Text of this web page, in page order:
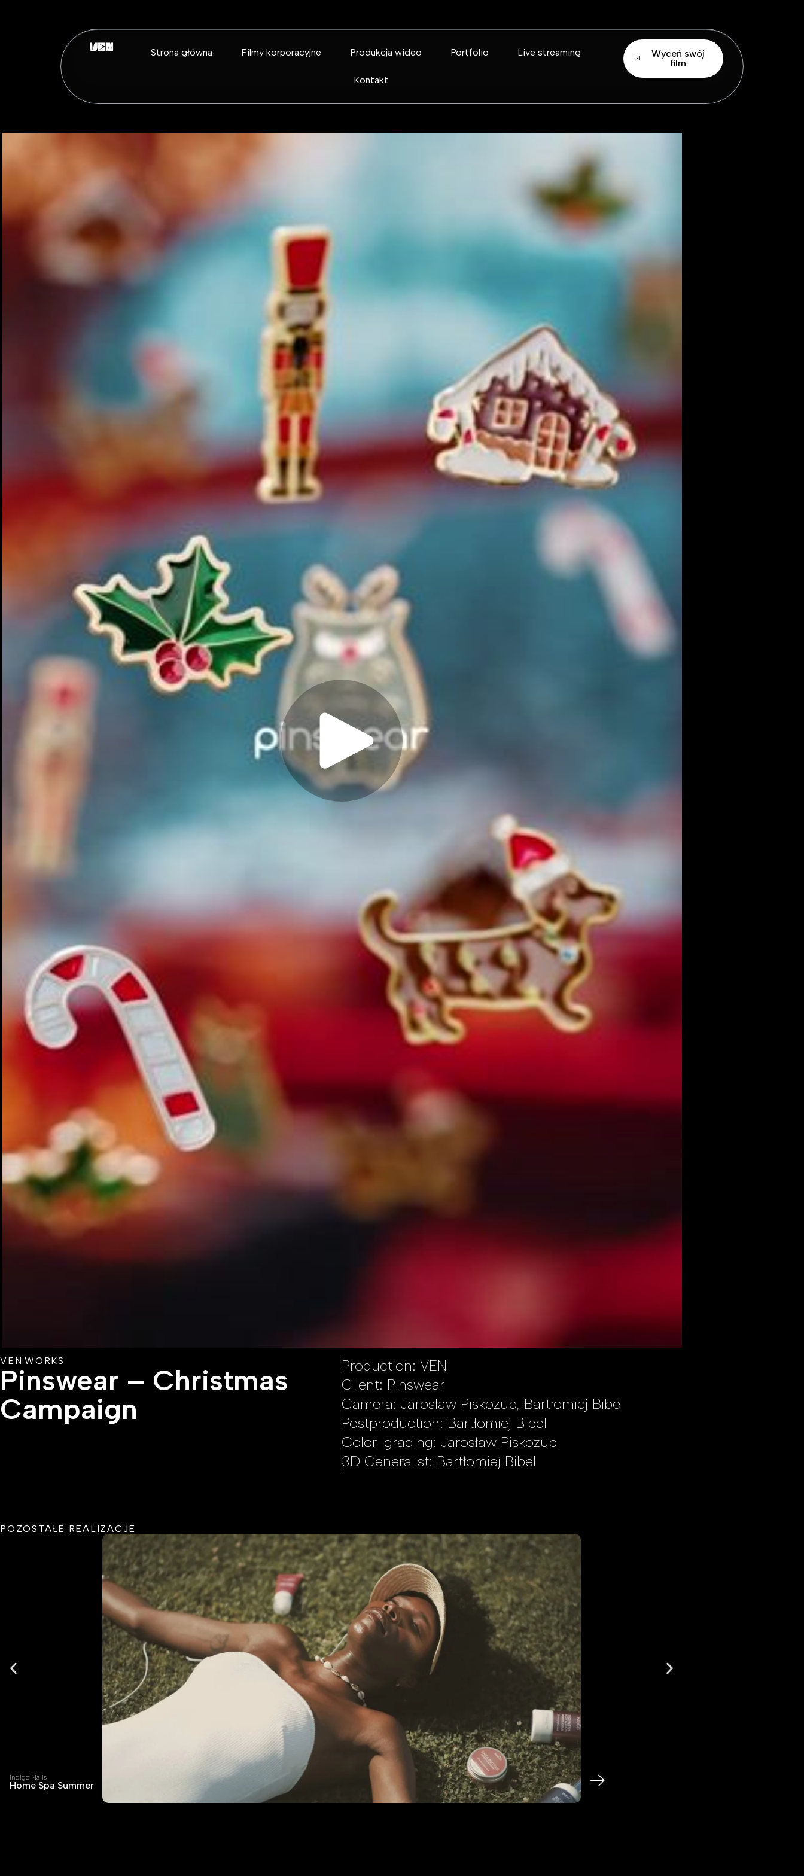
Strona główna Filmy korporacyjne Produkcja wideo Portfolio Live streaming
Kontakt
Wyceń swój
film
VEN.WORKS
Pinswear – Christmas
Campaign
Production: VEN
Client: Pinswear
Camera: Jarosław Piskozub, Bartłomiej Bibel
Postproduction: Bartłomiej Bibel
Color-grading: Jarosław Piskozub
3D Generalist: Bartłomiej Bibel
POZOSTAŁE REALIZACJE
Indigo Nails
Home Spa Summer